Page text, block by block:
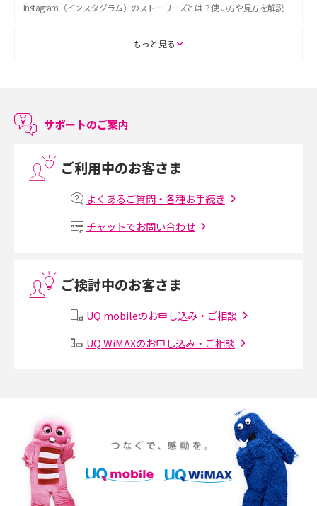
Instagram（インスタグラム）のストーリーズとは？使い方や見方を解説
ASMRとは？初心者向けの代表ジャンルや楽しみ方を解説
LINEで友だちを削除する方法は？方法ごとの影響や復活・復元する方法も
プリペイドSIMとは？種類やメリット・デメリット、利用までの流れを解説
Threads（スレッズ）とは？主な機能や登録方法、投稿の仕方を解説
Instagram（インスタグラム）でスクショするとバレる？バレるケースや撮
iPhone 16eとiPhone SE（第3世代）の違いは？サイズやスペックを比較し
て解説
iPhone 16eとiPhone 14を徹底比較！スペック・機能の違いをわかりやすく
紹介
もっと見る
サポートのご案内
ご利用中のお客さま
よくあるご質問・各種お手続き
チャットでお問い合わせ
ご検討中のお客さま
UQ mobileのお申し込み・ご相談
UQ WiMAXのお申し込み・ご相談